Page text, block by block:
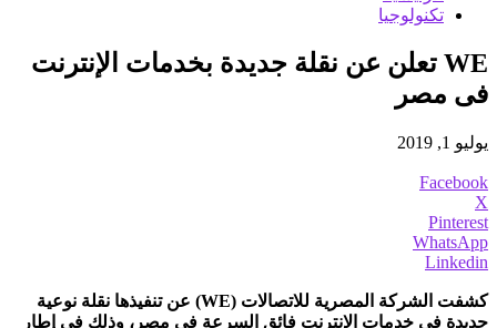
تكنولوجيا
WE تعلن عن نقلة جديدة بخدمات الإنترنت
فى مصر
يوليو 1, 2019
Facebook
X
Pinterest
WhatsApp
Linkedin
كشفت الشركة المصرية للاتصالات (WE) عن تنفيذها نقلة نوعية
جديدة في خدمات الإنترنت فائق السرعة في مصر، وذلك في إطار